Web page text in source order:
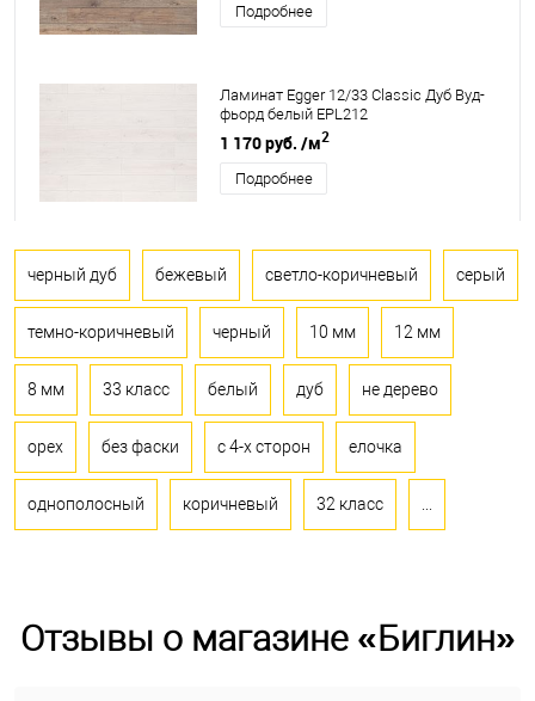
Подробнее
Ламинат Egger 12/33 Classic Дуб Вуд-
фьорд белый EPL212
1 170 руб. /м2
Подробнее
черный дуб бежевый светло-коричневый серый
темно-коричневый черный 10 мм 12 мм
8 мм 33 класс белый дуб не дерево
орех без фаски с 4-х сторон елочка
однополосный коричневый 32 класс
Отзывы о магазине «Биглин»